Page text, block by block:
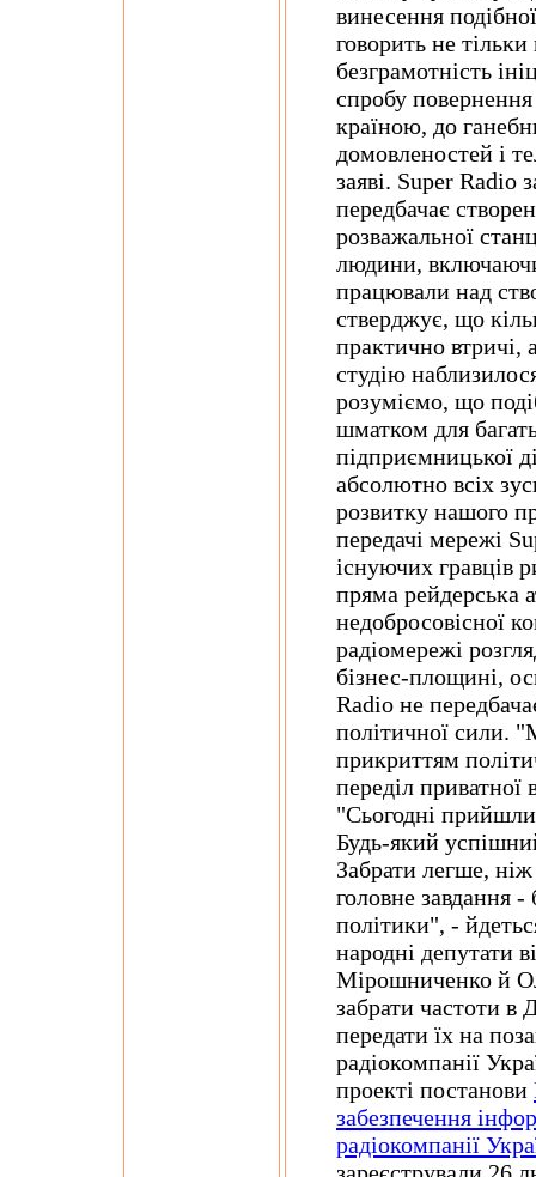
винесення
говорить не
безграмотність
спробу
країною, до
домовленостей і
заяві. Super Radio
передбачає
розважальної
людини,
працювали над
стверджує, що
практично втричі,
студію
розуміємо, що
шматком для
підприємницької
абсолютно всіх
розвитку нашого
передачі мережі
існуючих гравців
пряма рейдерська
недобросовісної
радіомережі
бізнес-площині,
Radio не
політичної сили.
прикриттям
переділ приватної
"Сьогодні
Будь-який
Забрати легше,
головне завдання
політики", -
народні депутати
Мірошниченко й
забрати частоти
передати їх на
радіокомпанії
проекті постанови
забезпечення
радіокомпанії